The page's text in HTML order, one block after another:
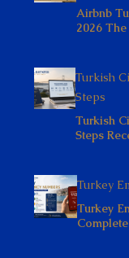
2026
Steps